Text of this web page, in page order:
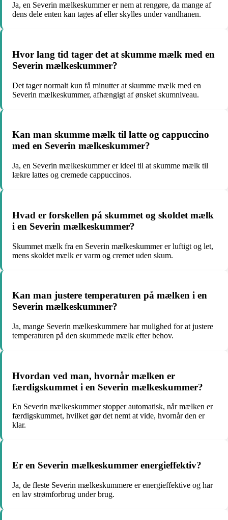
Ja, en Severin mælkeskummer er nem at rengøre, da mange af
dens dele enten kan tages af eller skylles under vandhanen.
Hvor lang tid tager det at skumme mælk med en
Severin mælkeskummer?
Det tager normalt kun få minutter at skumme mælk med en
Severin mælkeskummer, afhængigt af ønsket skumniveau.
Kan man skumme mælk til latte og cappuccino
med en Severin mælkeskummer?
Ja, en Severin mælkeskummer er ideel til at skumme mælk til
lækre lattes og cremede cappuccinos.
Hvad er forskellen på skummet og skoldet mælk
i en Severin mælkeskummer?
Skummet mælk fra en Severin mælkeskummer er luftigt og let,
mens skoldet mælk er varm og cremet uden skum.
Kan man justere temperaturen på mælken i en
Severin mælkeskummer?
Ja, mange Severin mælkeskummere har mulighed for at justere
temperaturen på den skummede mælk efter behov.
Hvordan ved man, hvornår mælken er
færdigskummet i en Severin mælkeskummer?
En Severin mælkeskummer stopper automatisk, når mælken er
færdigskummet, hvilket gør det nemt at vide, hvornår den er
klar.
Er en Severin mælkeskummer energieffektiv?
Ja, de fleste Severin mælkeskummere er energieffektive og har
en lav strømforbrug under brug.